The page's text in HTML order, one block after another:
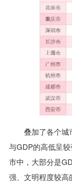
叠加了各个城
与GDP的高低呈
市中，大部分是
强、文明程度较高